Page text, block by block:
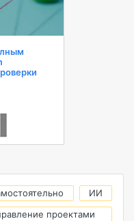
ИИ
проектами